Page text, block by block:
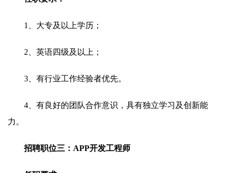
1、大专及以上学历；
2、英语四级及以上；
3、有行业工作经验者优先。
4、有良好的团队合作意识，具有独立学习及创新能
力。
招聘职位三：APP开发工程师